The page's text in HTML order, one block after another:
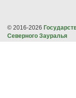
© 2016-2026
Северного Зауралья